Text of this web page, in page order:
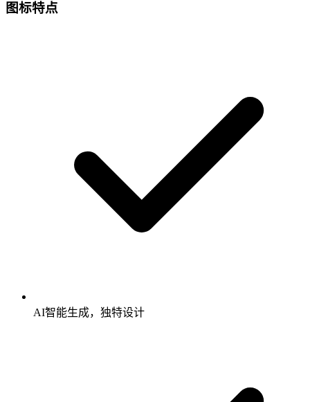
图标特点
AI智能生成，独特设计